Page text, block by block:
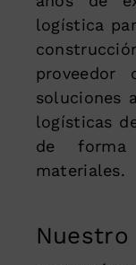
logística
proveedor
soluciones
logísticas
de
materiales.